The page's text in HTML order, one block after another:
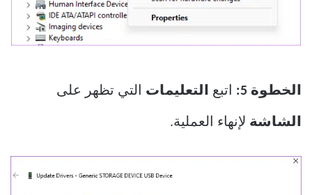
الخطوة 5: اتبع التعليمات التي تظهر على
الشاشة لإنهاء العملية.